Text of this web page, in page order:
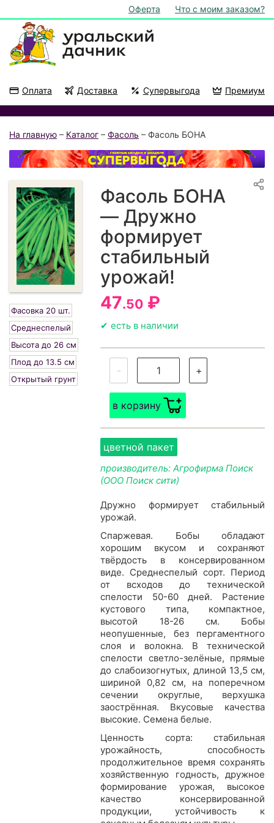
Оферта Что с моим заказом?
Оплата Доставка Супервыгода Премиум
На главную – Каталог – Фасоль – Фасоль БОНА
Фасовка 20 шт.
Среднеспелый
Высота до 26 см
Плод до 13.5 см
Открытый грунт
Фасоль БОНА
— Дружно
формирует
стабильный
урожай!
47.50 ₽
✔ есть в наличии
- +
в корзину
цветной пакет
производитель: Агрофирма Поиск
(ООО Поиск сити)
Дружно формирует стабильный
урожай.
Спаржевая. Бобы обладают
хорошим вкусом и сохраняют
твёрдость в консервированном
виде. Среднеспелый сорт. Период
от всходов до технической
спелости 50-60 дней. Растение
кустового типа, компактное,
высотой 18-26 см. Бобы
неопушенные, без пергаментного
слоя и волокна. В технической
спелости светло-зелёные, прямые
до слабоизогнутых, длиной 13,5 см,
шириной 0,82 см, на поперечном
сечении округлые, верхушка
заострённая. Вкусовые качества
высокие. Семена белые.
Ценность сорта: стабильная
урожайность, способность
продолжительное время сохранять
хозяйственную годность, дружное
формирование урожая, высокое
качество консервированной
продукции, устойчивость к